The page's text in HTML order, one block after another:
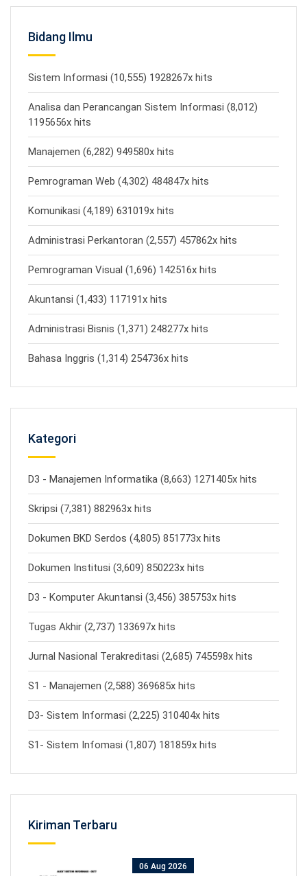
Bidang Ilmu
Sistem Informasi (10,555) 1928267x hits
Analisa dan Perancangan Sistem Informasi (8,012)
1195656x hits
Manajemen (6,282) 949580x hits
Pemrograman Web (4,302) 484847x hits
Komunikasi (4,189) 631019x hits
Administrasi Perkantoran (2,557) 457862x hits
Pemrograman Visual (1,696) 142516x hits
Akuntansi (1,433) 117191x hits
Administrasi Bisnis (1,371) 248277x hits
Bahasa Inggris (1,314) 254736x hits
Kategori
D3 - Manajemen Informatika (8,663) 1271405x hits
Skripsi (7,381) 882963x hits
Dokumen BKD Serdos (4,805) 851773x hits
Dokumen Institusi (3,609) 850223x hits
D3 - Komputer Akuntansi (3,456) 385753x hits
Tugas Akhir (2,737) 133697x hits
Jurnal Nasional Terakreditasi (2,685) 745598x hits
S1 - Manajemen (2,588) 369685x hits
D3- Sistem Informasi (2,225) 310404x hits
S1- Sistem Infomasi (1,807) 181859x hits
Kiriman Terbaru
06 Aug 2026